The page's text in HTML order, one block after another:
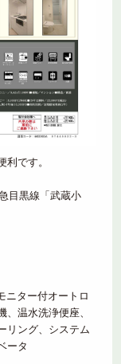
です。
目黒線「武蔵小
ニター付オートロ
温水洗浄便座、
リング、システム
ータ